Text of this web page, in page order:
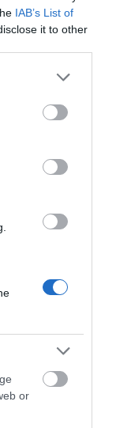
IAB’s List of
it to other
more Google
may click to
party tags to
below Google
or
og